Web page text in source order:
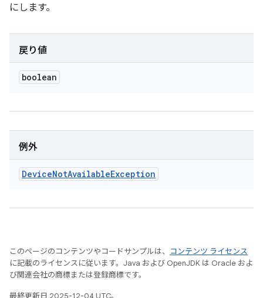
にします。
戻り値
boolean
例外
DeviceNotAvailableException
このページのコンテンツやコードサンプルは、
コンテンツ ライセンス
に記載のライセンスに従います。Java および OpenJDK は Oracle およ
び関連会社の商標または登録商標です。
最終更新日 2025-12-04 UTC。